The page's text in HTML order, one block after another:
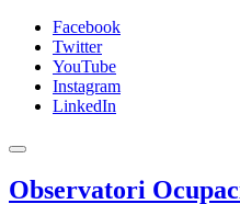
Facebook
Twitter
YouTube
Instagram
LinkedIn
Observatori